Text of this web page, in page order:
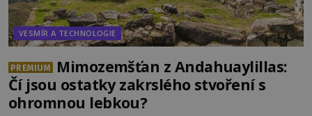
VESMÍR A TECHNOLOGIE
PREMIUM
Mimozemšťan z Andahuaylillas:
Čí jsou ostatky zakrslého stvoření s
ohromnou lebkou?